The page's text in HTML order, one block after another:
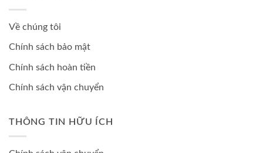
Về chúng tôi
Chính sách bảo mật
Chính sách hoàn tiền
Chính sách vận chuyển
THÔNG TIN HỮU ÍCH